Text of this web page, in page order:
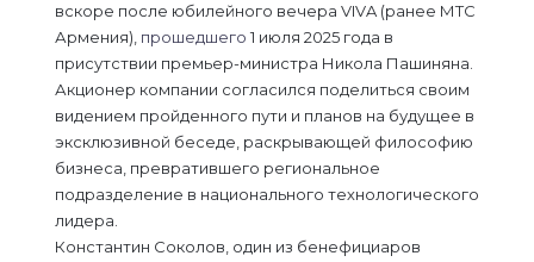
вскоре после юбилейного вечера VIVA (ранее МТС
Армения), прошедшего 1 июля 2025 года в
присутствии премьер-министра Никола Пашиняна.
Акционер компании согласился поделиться своим
видением пройденного пути и планов на будущее в
эксклюзивной беседе, раскрывающей философию
бизнеса, превратившего региональное
подразделение в национального технологического
лидера.
Константин Соколов, один из бенефициаров